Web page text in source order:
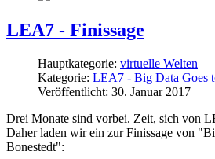
LEA7 - Finissage
Hauptkategorie: virtuelle Welten
Kategorie: LEA7 - Big Data Goes
Veröffentlicht: 30. Januar 2017
Drei Monate sind vorbei. Zeit, sich von
Daher laden wir ein zur Finissage von
Bonestedt":